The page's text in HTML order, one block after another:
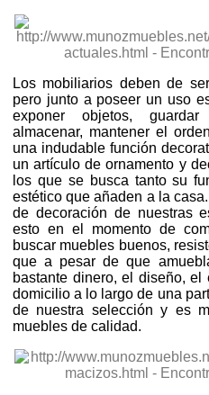
Los mobiliarios deben de
pero junto a poseer un uso
exponer objetos,
almacenar, mantener el
una indudable función
un artículo de ornamento y
los que se busca tanto su
estético que añaden a la
de decoración de nuestras
esto en el momento de
buscar muebles buenos,
que a pesar de que
bastante dinero, el diseño,
domicilio a lo largo de una
de nuestra selección y es
muebles de calidad.